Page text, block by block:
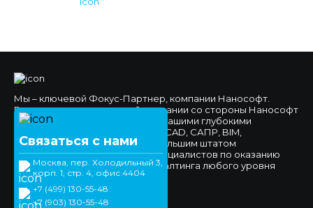
Связаться с нами
Москва, пер. Холодильный 3,
корп. 1, стр. 4, офис 4404
+7 (499) 130-55-48
+7 (903) 130-55-48
Мы – ключевой Фокус-Партнер, компании Нанософт.
Высокое доверие к нашей компании со стороны Нанософт
и наших клиентов обеспечено нашими глубокими
компетенциями в области nanoCAD, САПР, BIM,
импортозамещения, а также большим штатом
высококвалифицированных специалистов по оказанию
технической поддержки и консалтинга любого уровня
сложности.
Официальный сайт